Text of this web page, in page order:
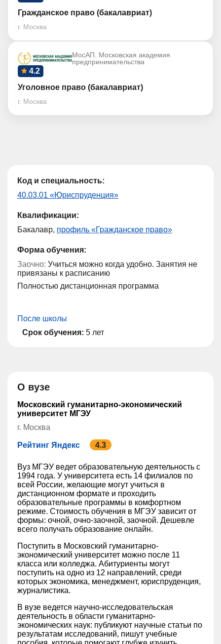
Гражданское право (бакалавриат)
г. Москва
МосАП. Московская академия
предпринимательства
4.2
Уголовное право (бакалавриат)
г. Москва
Код и специальность:
40.03.01 «Юриспруденция»
Квалификации:
Бакалавр, профиль «Гражданское право»
Форма обучения:
Заочно: Учиться можно когда удобно. Занятия не
привязаны к расписанию
Полностью дистанционная программа
После школы
Срок обучения: 5 лет
О вузе
Московский гуманитарно-экономический
университет МГЭУ
г. Москва
Рейтинг Яндекс 4.3
Вуз МГЭУ ведет образовательную деятельность с
1994 года. У университета есть 14 филиалов по
всей России, желающие могут учиться в
дистанционном формате и проходить
образовательные программы в комфортном
режиме. Стоимость обучения в МГЭУ зависит от
формы: очной, очно-заочной, заочной. Дешевле
всего получать образование онлайн.
Поступить в Московский гуманитарно-
экономический университет можно после 11
класса или колледжа. Абитуриенты могут
поступить на одно из 12 направлений, среди
которых экономика, менеджмент, юриспруденция,
журналистика.
В вузе ведется научно-исследовательская
деятельность в области гуманитарно-
экономических наук: публикуют научные статьи по
результатам исследований, пишут учебные